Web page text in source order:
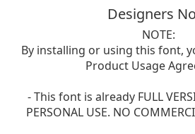
Designers
NOTE:
By installing or using this font,
Product Usage
- This font is already FULL
PERSONAL USE. NO